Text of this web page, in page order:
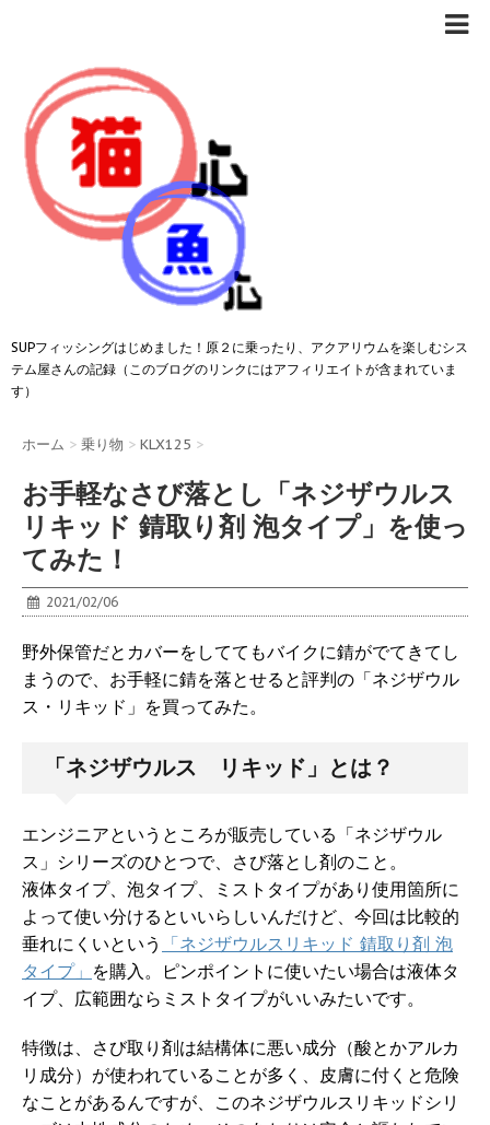
SUPフィッシングはじめました！原２に乗ったり、アクアリウムを楽しむシス
テム屋さんの記録（このブログのリンクにはアフィリエイトが含まれていま
す）
ホーム > 乗り物 > KLX125 >
お手軽なさび落とし「ネジザウルス
リキッド 錆取り剤 泡タイプ」を使っ
てみた！
2021/02/06
野外保管だとカバーをしててもバイクに錆がでてきてし
まうので、お手軽に錆を落とせると評判の「ネジザウル
ス・リキッド」を買ってみた。
「ネジザウルス リキッド」とは？
エンジニアというところが販売している「ネジザウル
ス」シリーズのひとつで、さび落とし剤のこと。
液体タイプ、泡タイプ、ミストタイプがあり使用箇所に
よって使い分けるといいらしいんだけど、今回は比較的
垂れにくいという
「ネジザウルスリキッド 錆取り剤 泡
タイプ」 を購入。ピンポイントに使いたい場合は液体タ
イプ、広範囲ならミストタイプがいいみたいです。
特徴は、さび取り剤は結構体に悪い成分（酸とかアルカ
リ成分）が使われていることが多く、皮膚に付くと危険
なことがあるんですが、このネジザウルスリキッドシリ